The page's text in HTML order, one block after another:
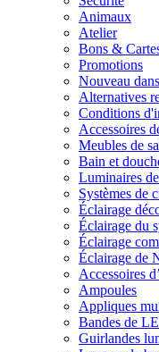
Animaux
Atelier
Bons &
Promotions
Nouveau
Alternatives
Conditions
Accessoires
Meubles de
Bain et
Luminaires
Systèmes de
Éclairage
Éclairage du
Éclairage
Éclairage de
Accessoires
Ampoules
Appliques
Bandes de
Guirlandes